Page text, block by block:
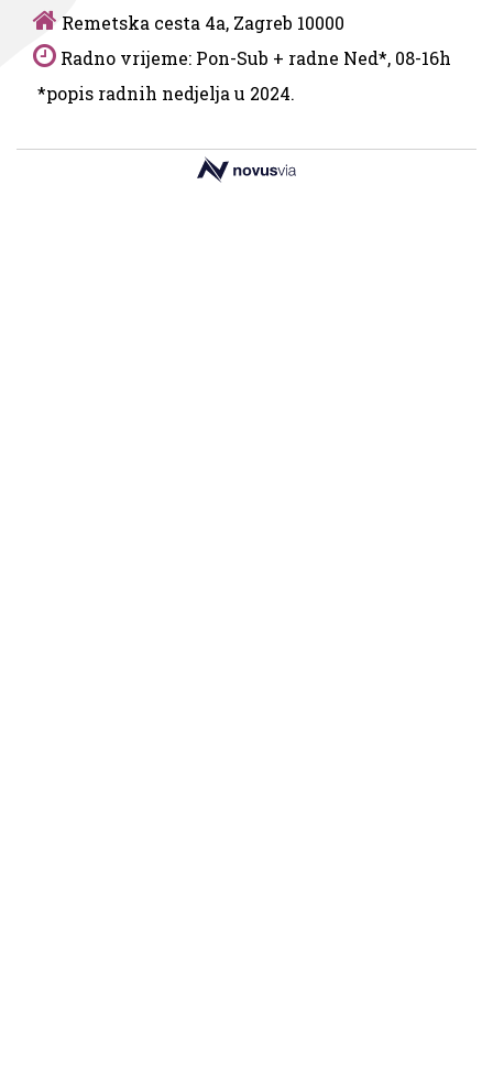
Remetska cesta 4a, Zagreb 10000
Radno vrijeme: Pon-Sub + radne Ned*, 08-16h
*popis radnih nedjelja u 2024.